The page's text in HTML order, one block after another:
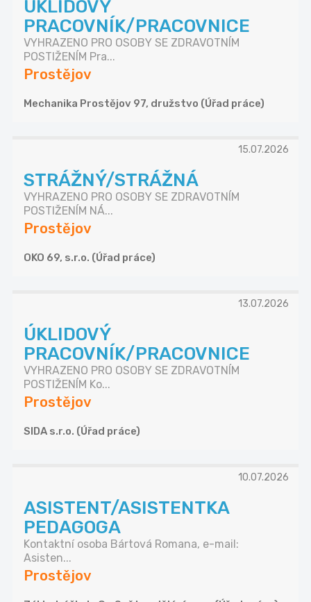
ÚKLIDOVÝ
PRACOVNÍK/PRACOVNICE
VYHRAZENO PRO OSOBY SE ZDRAVOTNÍM
POSTIŽENÍM Pra...
Prostějov
Mechanika Prostějov 97, družstvo (Úřad práce)
15.07.2026
STRÁŽNÝ/STRÁŽNÁ
VYHRAZENO PRO OSOBY SE ZDRAVOTNÍM
POSTIŽENÍM NÁ...
Prostějov
OKO 69, s.r.o. (Úřad práce)
13.07.2026
ÚKLIDOVÝ
PRACOVNÍK/PRACOVNICE
VYHRAZENO PRO OSOBY SE ZDRAVOTNÍM
POSTIŽENÍM Ko...
Prostějov
SIDA s.r.o. (Úřad práce)
10.07.2026
ASISTENT/ASISTENTKA
PEDAGOGA
Kontaktní osoba Bártová Romana, e-mail:
Asisten...
Prostějov